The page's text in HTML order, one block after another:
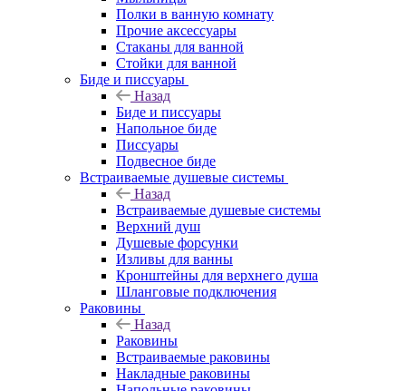
Полки в ванную комнату
Прочие аксессуары
Стаканы для ванной
Стойки для ванной
Биде и писсуары
Назад
Биде и писсуары
Напольное биде
Писсуары
Подвесное биде
Встраиваемые душевые системы
Назад
Встраиваемые душевые системы
Верхний душ
Душевые форсунки
Изливы для ванны
Кронштейны для верхнего душа
Шланговые подключения
Раковины
Назад
Раковины
Встраиваемые раковины
Накладные раковины